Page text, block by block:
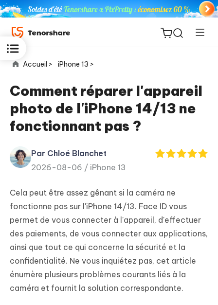
ReiBoot
for iOS
PDNob
PDF
New
iAnyGo
Accueil > iPhone 13 >
Comment réparer l'appareil
photo de l'iPhone 14/13 ne
fonctionnant pas ?
Par Chloé Blanchet
2026-08-06 / iPhone 13
Cela peut être assez gênant si la caméra ne
fonctionne pas sur l'iPhone 14/13. Face ID vous
permet de vous connecter à l'appareil, d'effectuer
des paiements, de vous connecter aux applications,
ainsi que tout ce qui concerne la sécurité et la
confidentialité. Ne vous inquiétez pas, cet article
énumère plusieurs problèmes courants liés à la
caméra et fournit la solution correspondante.